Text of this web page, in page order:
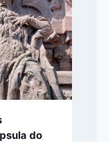
do